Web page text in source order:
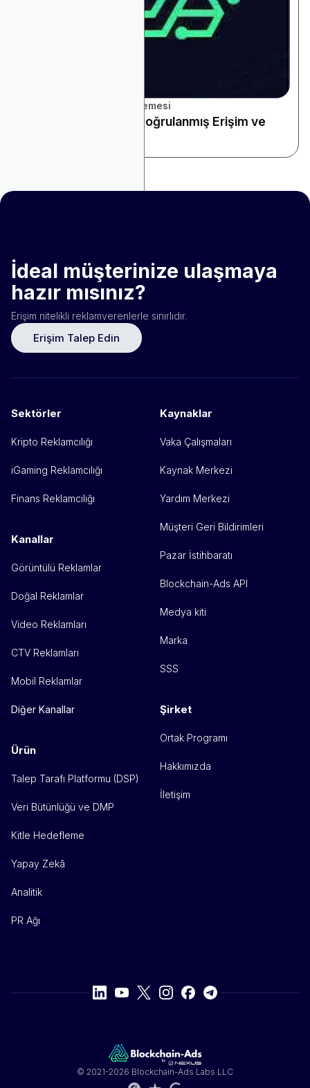
Platform ve Araçlar İncelemesi
Bağlantılı TV (CTV): Doğrulanmış Erişim ve
İdeal müşterinize ulaşmaya
hazır mısınız?
Erişim nitelikli reklamverenlerle sınırlıdır.
Erişim Talep Edin
Sektörler
Kripto Reklamcılığı
iGaming Reklamcılığı
Finans Reklamcılığı
Kanallar
Görüntülü Reklamlar
Doğal Reklamlar
Video Reklamları
CTV Reklamları
Mobil Reklamlar
Diğer Kanallar
Ürün
Talep Tarafı Platformu (DSP)
Veri Bütünlüğü ve DMP
Kitle Hedefleme
Yapay Zekâ
Analitik
PR Ağı
Kaynaklar
Vaka Çalışmaları
Kaynak Merkezi
Yardım Merkezi
Müşteri Geri Bildirimleri
Pazar İstihbaratı
Blockchain-Ads API
Medya kiti
Marka
SSS
Şirket
Ortak Programı
Hakkımızda
İletişim
© 2021-2026 Blockchain-Ads Labs LLC